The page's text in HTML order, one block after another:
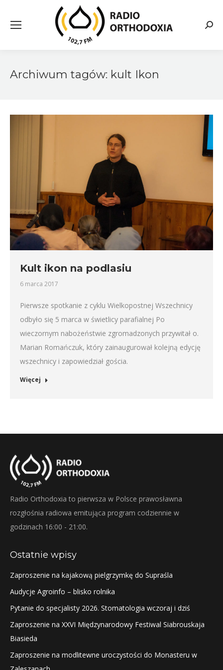
Archiwum tagów: kult Ikon
Kult ikon na podlasiu
6 marca 2017
Pierwsze spotkanie z cyklu Wielkopostnej Wszechnicy
odbyło się 5 marca w świetlicy parafialnej Po
wieczornym nabożeństwie zgromadzonych przywitał o.
Marian Romańczuk, który zainaugurował kolejną edycję
wszechnicy i zapowiedział gościa.
Więcej
Radio Orthodoxia to pierwsza w Polsce prawosławna
rozgłośnia radiowa emitująca program codziennie w
godzinach 16:00 - 21:00.
Ostatnie wpisy
Zaproszenie na kajakową pielgrzymkę do Supraśla
Audycje Agroinfo – blisko rolnika
Pytanie do specjalisty 2026. Stomatologia wczoraj i dziś
Zaproszenie na XXVI Międzynarodowy Festiwal Siabrouskaja
Biasieda
Zaproszenie na modlitewne uroczystości do Monasteru w